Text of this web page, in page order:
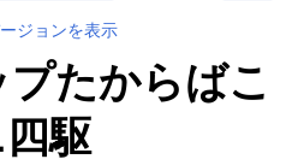
ジョンを表示
たからばこ
駆